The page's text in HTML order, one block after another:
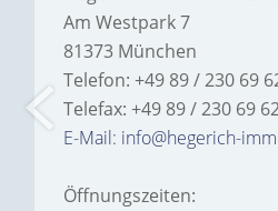
Am Westpark 7
81373 München
Telefon: +49 89 / 230 69
Telefax: +49 89 / 230 69
E-Mail: info@hegerich-
Öffnungszeiten: